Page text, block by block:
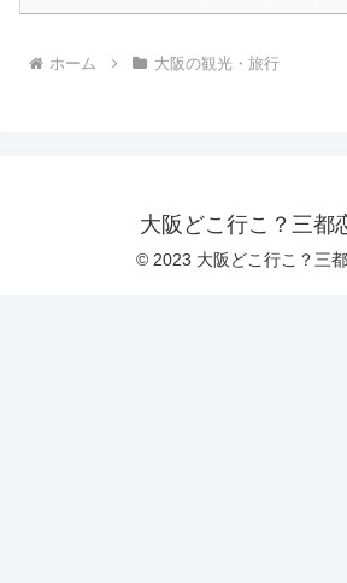
ホーム 大阪の観光・旅行
大阪どこ行こ？三都
© 2023 大阪どこ行こ？三